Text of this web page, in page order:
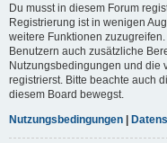
Du musst in diesem Forum
Registrierung ist in wenigen
weitere Funktionen
Benutzern auch zusätzliche
Nutzungsbedingungen und die
registrierst. Bitte beachte auch
diesem Board bewegst.
Nutzungsbedingungen |